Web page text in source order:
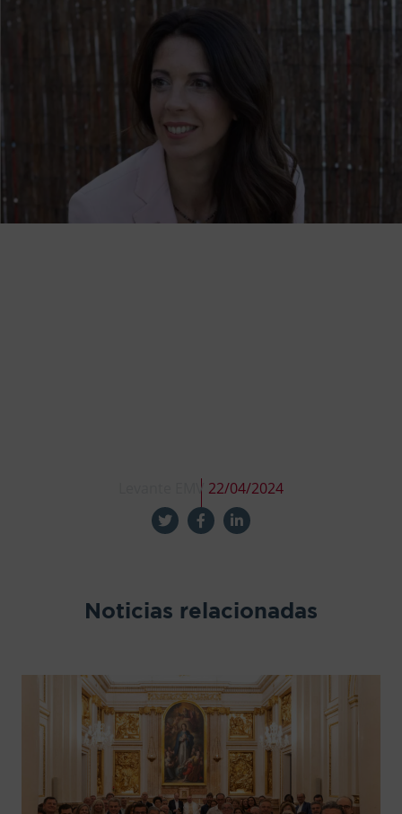
Levante EMV 22/04/2024
Noticias relacionadas